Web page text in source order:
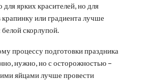
ярких красителей, но для
или градиента лучше
белой скорлупой.
процессу подготовки праздника
нужно, но с осторожностью –
яйцами лучше провести